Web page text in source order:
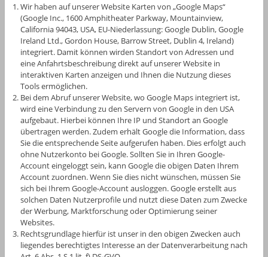
Wir haben auf unserer Website Karten von „Google Maps“
(Google Inc., 1600 Amphitheater Parkway, Mountainview,
California 94043, USA, EU-Niederlassung: Google Dublin, Google
Ireland Ltd., Gordon House, Barrow Street, Dublin 4, Ireland)
integriert. Damit können wirden Standort von Adressen und
eine Anfahrtsbeschreibung direkt auf unserer Website in
interaktiven Karten anzeigen und Ihnen die Nutzung dieses
Tools ermöglichen.
Bei dem Abruf unserer Website, wo Google Maps integriert ist,
wird eine Verbindung zu den Servern von Google in den USA
aufgebaut. Hierbei können Ihre IP und Standort an Google
übertragen werden. Zudem erhält Google die Information, dass
Sie die entsprechende Seite aufgerufen haben. Dies erfolgt auch
ohne Nutzerkonto bei Google. Sollten Sie in Ihren Google-
Account eingeloggt sein, kann Google die obigen Daten Ihrem
Account zuordnen. Wenn Sie dies nicht wünschen, müssen Sie
sich bei Ihrem Google-Account ausloggen. Google erstellt aus
solchen Daten Nutzerprofile und nutzt diese Daten zum Zwecke
der Werbung, Marktforschung oder Optimierung seiner
Websites.
Rechtsgrundlage hierfür ist unser in den obigen Zwecken auch
liegendes berechtigtes Interesse an der Datenverarbeitung nach